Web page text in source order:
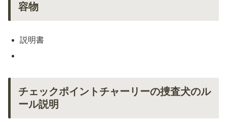
容物
説明書
チェックポイントチャーリーの捜査犬のル
ール説明